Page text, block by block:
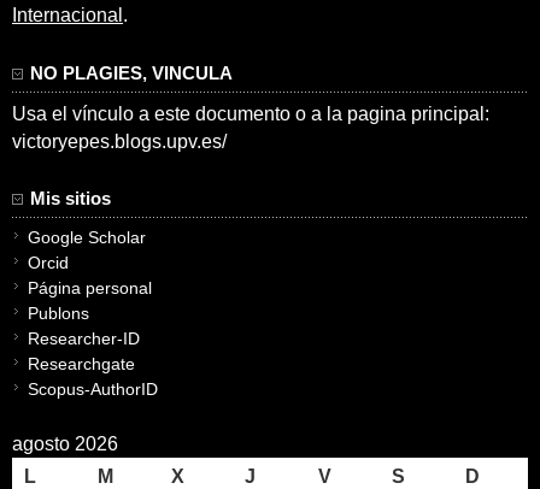
Internacional .
NO PLAGIES, VINCULA
Usa el vínculo a este documento o a la pagina principal:
victoryepes.blogs.upv.es/
Mis sitios
Google Scholar
Orcid
Página personal
Publons
Researcher-ID
Researchgate
Scopus-AuthorID
agosto 2026
L
M X J V S
D